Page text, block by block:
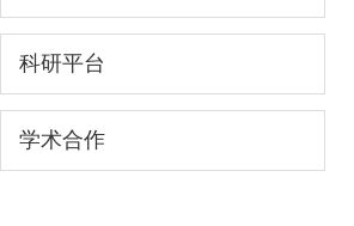
科研平台
学术合作